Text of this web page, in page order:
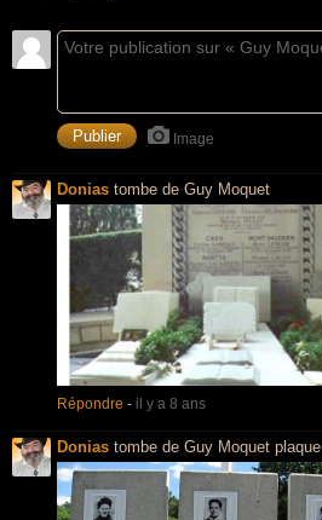
Image
Donias tombe de Guy Moquet
Répondre - il y a 8 ans
Donias tombe de Guy Moquet plaque